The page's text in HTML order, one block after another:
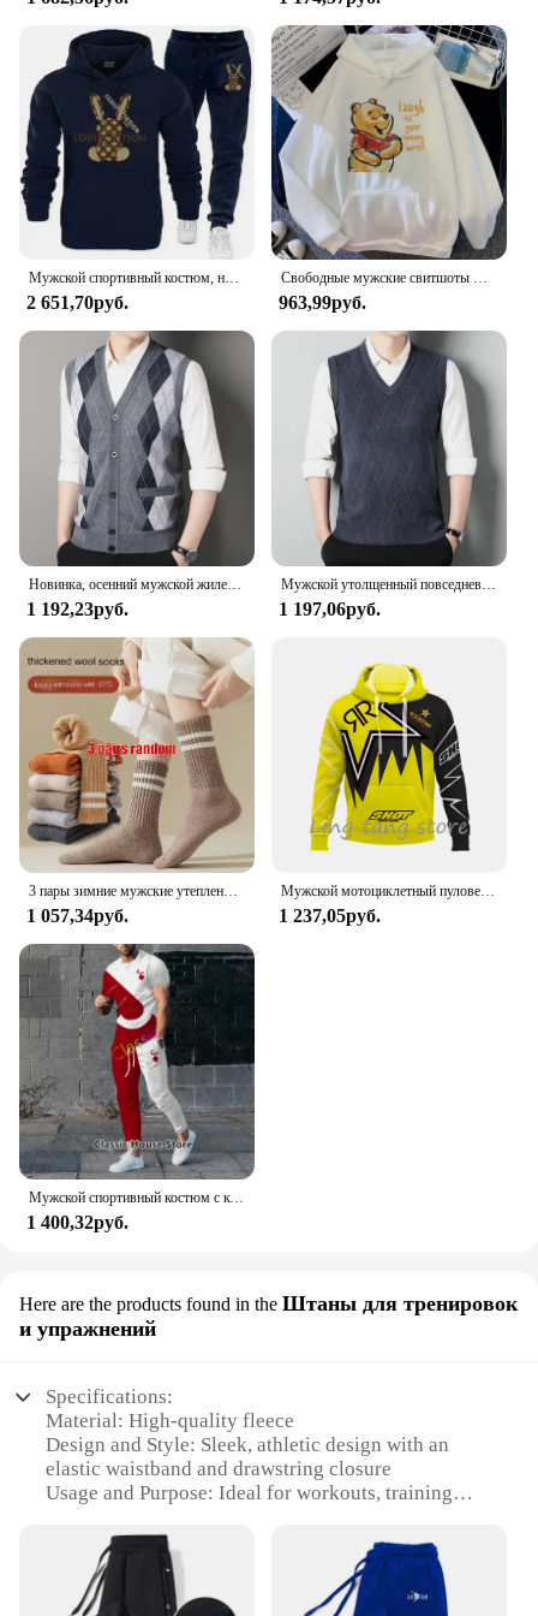
Мужской спортивный костюм, новые теплые комплекты с капюшоном, высококачественный мужской пуловер с капюшоном + спортивные штаны, дизайнерская толстовка в стиле хип-хоп, одежда для бега
2 651,70руб.
Свободные мужские свитшоты Disney с карманами, мультяшный медведь, Винни-Пух, одежда с принтом, мужские худи, популярный пуловер на осень и зиму
963,99руб.
Новинка, осенний мужской жилет, свитер без рукавов, флисовый кардиган, теплый вязаный клетчатый деловой повседневный жакет на пуговицах, мужская одежда
1 192,23руб.
Мужской утолщенный повседневный свитер, майка, осенне-зимняя теплая мужская майка с v-образным вырезом
1 197,06руб.
3 пары зимние мужские утепленные теплые полосатые носки из мериносовой шерсти Модные мужские зимние носки модные повседневные спортивные махровые Длинные
1 057,34руб.
Мужской мотоциклетный пуловер с 3D принтом для любителей внедорожных видов спорта, осень/зима 2023, повседневная толстовка с капюшоном для улицы, хип-хопа, гонок, раллий
1 237,05руб.
Мужской спортивный костюм с коротким рукавом, принтом 3D и футболкой
1 400,32руб.
Here are the products found in the Штаны для тренировок
и упражнений
Specifications:
Material: High-quality fleece
Design and Style: Sleek, athletic design with an
elastic waistband and drawstring closure
Usage and Purpose: Ideal for workouts, training
Typical Adaptive Scenario: Perfect for gyms, fitness
centers, or outdoor activities
Shape or Size or Weight or Quantity: Available in a